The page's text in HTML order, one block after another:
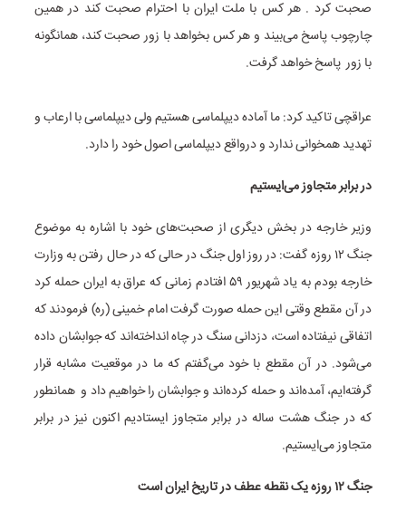
صحبت کرد . هر کس با ملت ایران با احترام صحبت کند در همین
چارچوب پاسخ می‌بیند و هر کس بخواهد با زور صحبت کند، همانگونه
با زور پاسخ خواهد گرفت.
عراقچی تاکید کرد: ما آماده دیپلماسی هستیم ولی دیپلماسی با ارعاب و
تهدید همخوانی ندارد و درواقع دیپلماسی اصول خود را دارد.
در برابر متجاوز می‌ایستیم
وزیر خارجه در بخش دیگری از صحبت‌های خود با اشاره به موضوع
جنگ ۱۲ روزه گفت: در روز اول جنگ در حالی که در حال رفتن به وزارت
خارجه بودم به یاد شهریور ۵۹ افتادم زمانی که عراق به ایران حمله کرد
در آن مقطع وقتی این حمله صورت گرفت امام خمینی (ره) فرمودند که
اتفاقی نیفتاده است، دزدانی سنگ در چاه انداخته‌اند که جوابشان داده
می‌شود. در آن مقطع با خود می‌گفتم که ما در موقعیت مشابه قرار
گرفته‌ایم، آمده‌اند و حمله کرده‌اند و جوابشان را خواهیم داد و همانطور
که در جنگ هشت ساله در برابر متجاوز ایستادیم‌ اکنون نیز در برابر
متجاوز می‌ایستیم.
جنگ ۱۲ روزه یک نقطه عطف در تاریخ ایران است